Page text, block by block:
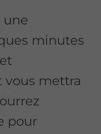
une
minutes
vous mettra
pour